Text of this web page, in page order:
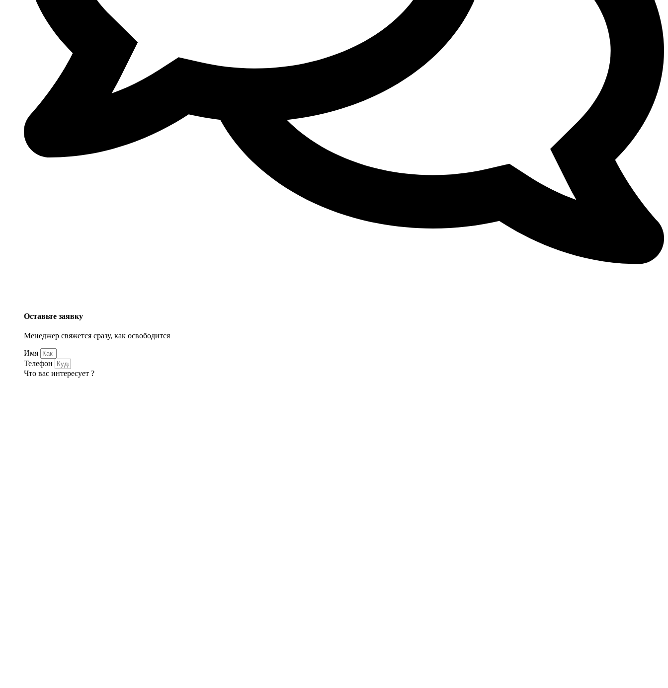
Оставьте заявку
Менеджер свяжется сразу, как освободится
Имя
Телефон
Что вас интересует ?